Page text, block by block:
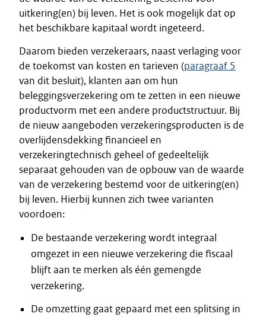
uitkering(en) bij leven. Het is ook mogelijk dat op
het beschikbare kapitaal wordt ingeteerd.
Daarom bieden verzekeraars, naast verlaging voor
de toekomst van kosten en tarieven (paragraaf 5
van dit besluit), klanten aan om hun
beleggingsverzekering om te zetten in een nieuwe
productvorm met een andere productstructuur. Bij
de nieuw aangeboden verzekeringsproducten is de
overlijdensdekking financieel en
verzekeringtechnisch geheel of gedeeltelijk
separaat gehouden van de opbouw van de waarde
van de verzekering bestemd voor de uitkering(en)
bij leven. Hierbij kunnen zich twee varianten
voordoen:
De bestaande verzekering wordt integraal
omgezet in een nieuwe verzekering die fiscaal
blijft aan te merken als één gemengde
verzekering.
De omzetting gaat gepaard met een splitsing in